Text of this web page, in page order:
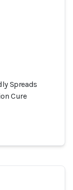
Spreads
Cure